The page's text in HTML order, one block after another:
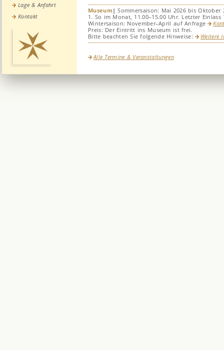
Lage & Anfahrt
Kontakt
Museum | Sommersaison: Mai 2026 bis Oktober
1. So im Monat, 11.00–15.00 Uhr. Letzter Einlass
Wintersaison: November–April auf Anfrage
Preis: Der Eintritt ins Museum ist frei.
Bitte beachten Sie folgende Hinweise:
Weitere
Alle Termine & Veranstaltungen